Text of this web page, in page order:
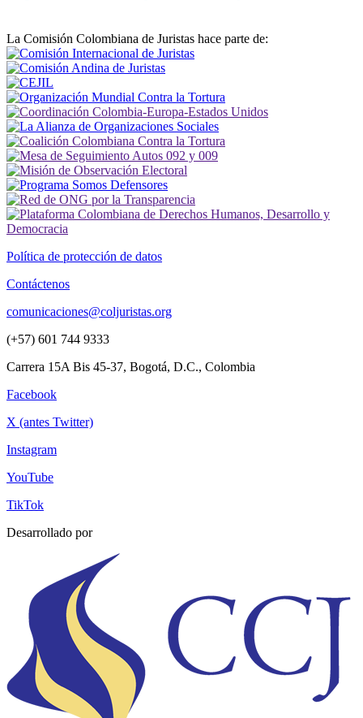
La Comisión Colombiana de Juristas hace parte de:
Política de protección de datos
Contáctenos
comunicaciones@coljuristas.org
(+57) 601 744 9333
Carrera 15A Bis 45-37, Bogotá, D.C., Colombia
Facebook
X (antes Twitter)
Instagram
YouTube
TikTok
Desarrollado por